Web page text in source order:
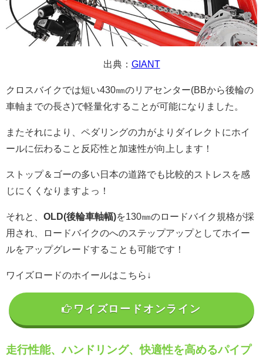
出典： GIANT
クロスバイクでは短い430㎜のリアセンター(BBから後輪の
車軸までの長さ)で軽量化することが可能になりました。
またそれにより、 ペダリングの力がよりダイレクトにホイ
ールに伝わること反応性と加速性が向上します！
ストップ＆ゴーの多い日本の道路でも比較的ストレスを感
じにくくなりますよっ！
それと、 OLD(後輪車軸幅)を130㎜のロードバイク規格が採
用され、ロードバイクのへのステップアップとしてホイー
ルをアップグレードすることも可能です！
ワイズロードのホイールはこちら↓
ワイズロードオンライン
走行性能、ハンドリング、快適性を高めるパイプ